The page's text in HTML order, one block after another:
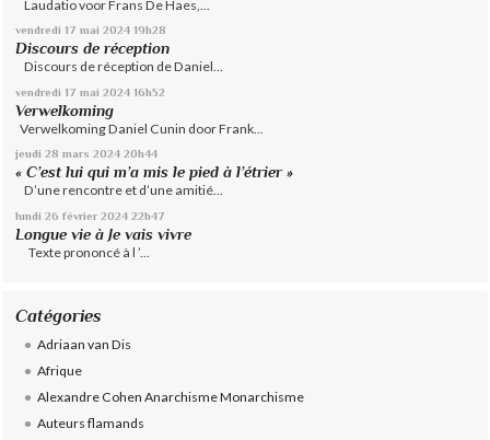
Laudatio voor Frans De Haes,...
vendredi 17 mai 2024 19h28
Discours de réception
Discours de réception de Daniel...
vendredi 17 mai 2024 16h52
Verwelkoming
Verwelkoming Daniel Cunin door Frank...
jeudi 28 mars 2024 20h44
« C’est lui qui m’a mis le pied à l’étrier »
D’une rencontre et d’une amitié...
lundi 26 février 2024 22h47
Longue vie à Je vais vivre
Texte prononcé à l ’...
Catégories
Adriaan van Dis
Afrique
Alexandre Cohen Anarchisme Monarchisme
Auteurs flamands